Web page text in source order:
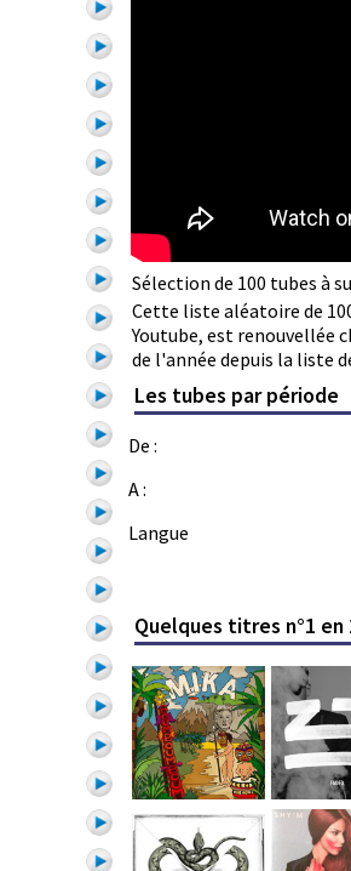
Sélection de 100 tubes à
Cette liste aléatoire de
Youtube, est renouvellée
de l'année depuis la liste
Les tubes par période
De :
A :
Langue
Quelques titres n°1 en